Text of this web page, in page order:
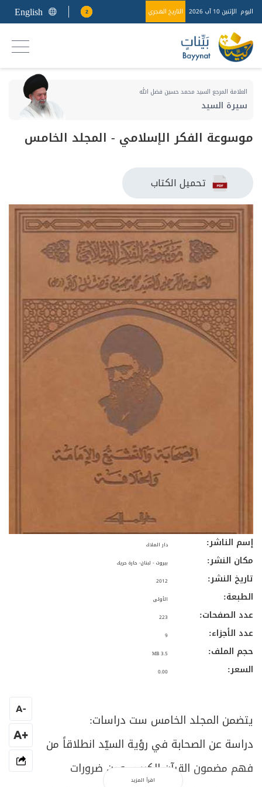
اليوم الإثنين 10 آب 2026 التاريخ الهجري 2
English
العلامة المرجع السيد محمد حسين فضل الله
سيرة السيد
موسوعة الفكر الإسلامي - المجلد الخامس
تحميل الكتاب
إسم الناشر: دار الملاك
مكان النشر: بيروت - لبنان- حارة حريك
تاريخ النشر: 2012
الطبعة: الأولى
عدد الصفحات: 223
عدد الأجزاء: 9
حجم الملف: 3.5 MB
السعر: 0.00
يتضمن المجلد الخامس ست دراسات:
دراسة عن الصحابة في رؤية السيّد انطلاقاً من
فهم مضمون القرآن الكريم، ومن ضرورات
اقرأ المزيد
-
A
+A